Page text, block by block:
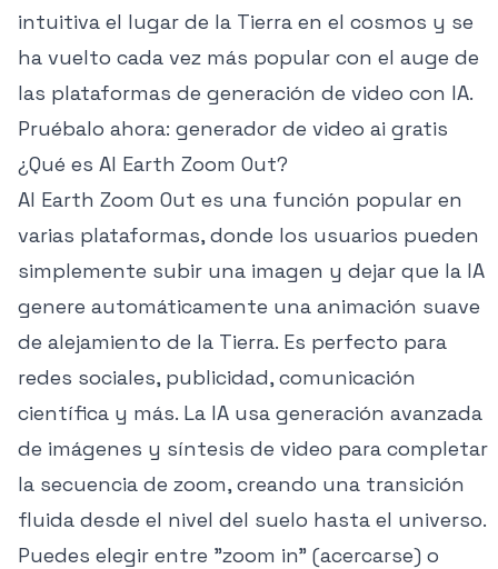
intuitiva el lugar de la Tierra en el cosmos y se
ha vuelto cada vez más popular con el auge de
las plataformas de generación de video con IA.
Pruébalo ahora: generador de video ai gratis
¿Qué es AI Earth Zoom Out?
AI Earth Zoom Out es una función popular en
varias plataformas, donde los usuarios pueden
simplemente subir una imagen y dejar que la IA
genere automáticamente una animación suave
de alejamiento de la Tierra. Es perfecto para
redes sociales, publicidad, comunicación
científica y más. La IA usa generación avanzada
de imágenes y síntesis de video para completar
la secuencia de zoom, creando una transición
fluida desde el nivel del suelo hasta el universo.
Puedes elegir entre "zoom in" (acercarse) o